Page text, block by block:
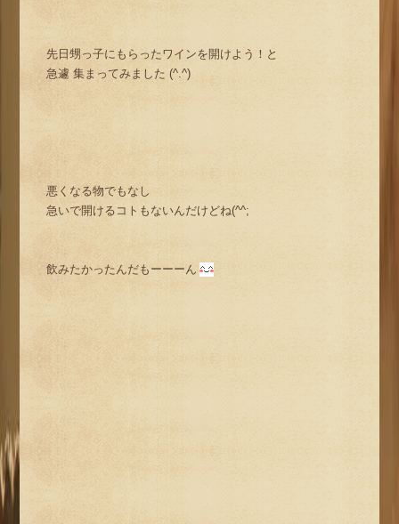
先日甥っ子にもらったワインを開けよう！と
急遽 集まってみました (^.^)
悪くなる物でもなし
急いで開けるコトもないんだけどね(^^;
飲みたかったんだもーーーん